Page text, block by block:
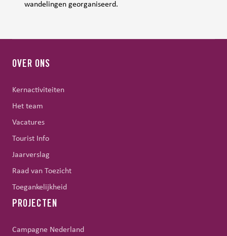
wandelingen georganiseerd.
OVER ONS
Kernactiviteiten
Het team
Vacatures
Tourist Info
Jaarverslag
Raad van Toezicht
Toegankelijkheid
PROJECTEN
Campagne Nederland